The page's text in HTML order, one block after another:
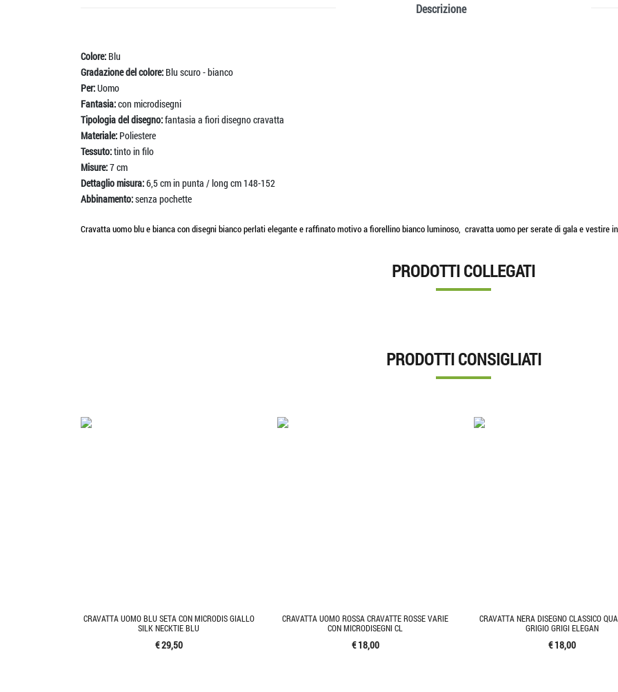
Descrizione
Colore: Blu
Gradazione del colore: Blu scuro - bianco
Per:Uomo
Fantasia:con microdisegni
Tipologia del disegno:fantasia a fiori disegno cravatta
Materiale: Poliestere
Tessuto:tinto in filo
Misure:7 cm
Dettaglio misura:6,5 cm in punta / long cm 148-152
Abbinamento:senza pochette
Cravatta uomo blu e bianca con disegni bianco perlati elegante e raffinato motivo a fiorellino bianco luminoso, cravatta uomo per serate di gala e vestire
PRODOTTI COLLEGATI
PRODOTTI CONSIGLIATI
CRAVATTA UOMO BLU SETA CON MICRODIS GIALLO
SILK NECKTIE BLU
€ 29,50
CRAVATTA UOMO ROSSA CRAVATTE ROSSE VARIE
CON MICRODISEGNI CL
€ 18,00
CRAVATTA NERA DISEGNO CLASSICO
GRIGIO GRIGI ELEGAN
€ 18,00